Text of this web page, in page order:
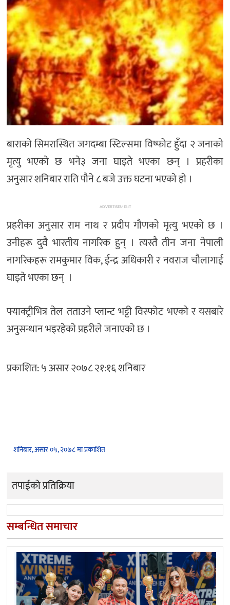
खेल
प्रविधि
भिडियो
बाराको सिमरास्थित जगदम्बा स्टिल्समा विष्फोट हुँदा २ जनाकाे
मृत्यु भएकाे छ भने३ जना घाइते भएका छन् । प्रहरीका
अनुसार शनिबार राति पौने ८ बजे उक्त घटना भएकाे हाे ।
ADVERTISEMENT
प्रहरीका अनुसार राम नाथ र प्रदीप गौणकाे मृत्यु भएकाे छ ।
उनीहरू दुवै भारतीय नागरिक हुन् । त्यस्तै तीन जना नेपाली
नागरिकहरू रामकुमार विक, ईन्द्र अधिकारी र नवराज चौलागाई
घाइते भएका छन् ।
फ्याक्ट्रीभित्र तेल तताउने प्लान्ट भट्टी विस्फोट भएकाे र यसबारे
अनुसन्धान भइरहेकाे प्रहरीले जनाएकाे छ ।
प्रकाशित: ५ असार २०७८ २१:१६ शनिबार
शनिबार, असार ०५, २०७८ मा प्रकाशित
तपाईको प्रतिक्रिया
सम्बन्धित समाचार